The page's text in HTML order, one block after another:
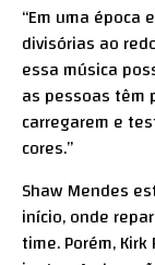
“Em uma
divisórias ao
essa música
as pessoas têm
carregarem e
cores.”
Shaw Mendes
início, onde
time. Porém,